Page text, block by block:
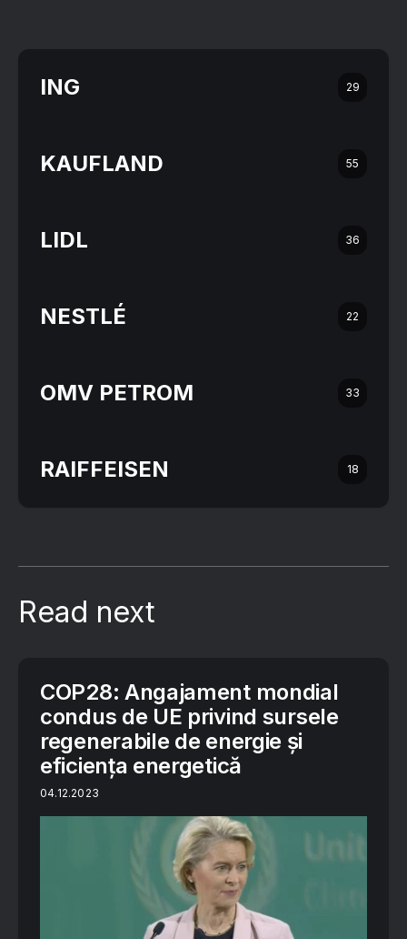
ING 29
KAUFLAND 55
LIDL 36
NESTLÉ 22
OMV PETROM 33
RAIFFEISEN 18
Read next
COP28: Angajament mondial
condus de UE privind sursele
regenerabile de energie și
eficiența energetică
04.12.2023